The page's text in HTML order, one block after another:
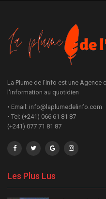
La Plume de l'Info est une Agence
l'information au quotidien
• Email: info@laplumedelinfo.com
• Tel: (+241) 066 61 81 87
(+241) 077 71 81 87
Les Plus Lus